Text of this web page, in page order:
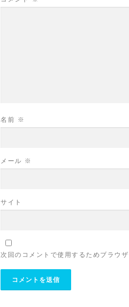
名前 ※
メール ※
サイト
次回のコメントで使用するためブラウ